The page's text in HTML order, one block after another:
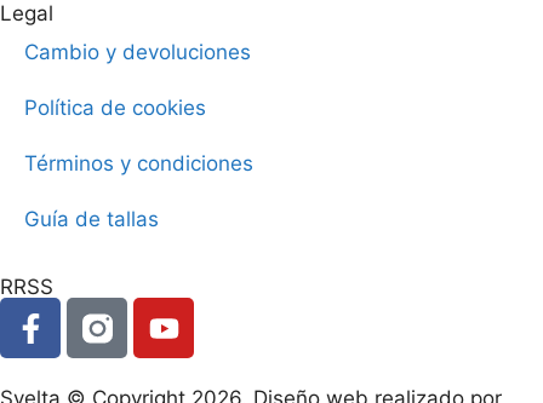
Legal
Cambio y devoluciones
Política de cookies
Términos y condiciones
Guía de tallas
RRSS